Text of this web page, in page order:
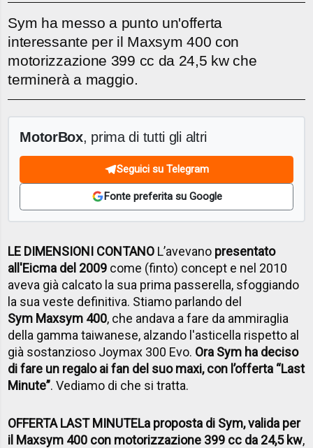
Sym ha messo a punto un'offerta
interessante per il Maxsym 400 con
motorizzazione 399 cc da 24,5 kw che
terminerà a maggio.
MotorBox, prima di tutti gli altri
Seguici su Telegram
Fonte preferita su Google
LE DIMENSIONI CONTANO L’avevano presentato
all'Eicma del 2009 come (finto) concept e nel 2010
aveva già calcato la sua prima passerella, sfoggiando
la sua veste definitiva. Stiamo parlando del
Sym Maxsym 400, che andava a fare da ammiraglia
della gamma taiwanese, alzando l'asticella rispetto al
già sostanzioso Joymax 300 Evo. Ora Sym ha deciso
di fare un regalo ai fan del suo maxi, con l’offerta “Last
Minute”. Vediamo di che si tratta.
OFFERTA LAST MINUTELa proposta di Sym, valida per
il Maxsym 400 con motorizzazione 399 cc da 24,5 kw,